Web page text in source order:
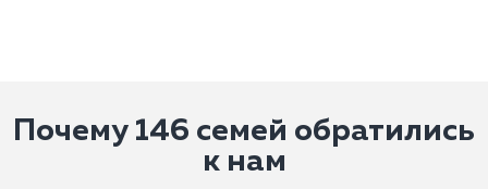
Почему 146 семей обратились
к нам